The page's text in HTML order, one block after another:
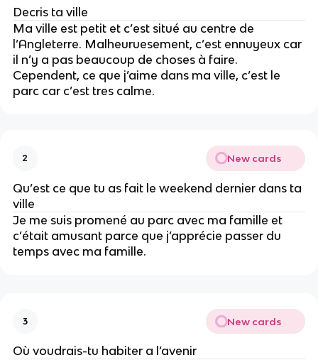
Decris ta ville
Ma ville est petit et c’est situé au centre de
l’Angleterre. Malheuruesement, c’est ennuyeux car
il n’y a pas beaucoup de choses à faire.
Cependent, ce que j’aime dans ma ville, c’est le
parc car c’est tres calme.
2 New cards
Qu’est ce que tu as fait le weekend dernier dans ta
ville
Je me suis promené au parc avec ma famille et
c’était amusant parce que j’apprécie passer du
temps avec ma famille.
3 New cards
Où voudrais-tu habiter a l’avenir